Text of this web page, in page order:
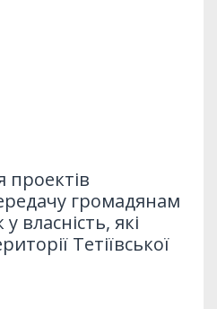
громадянам
власність, які
Тетіївської